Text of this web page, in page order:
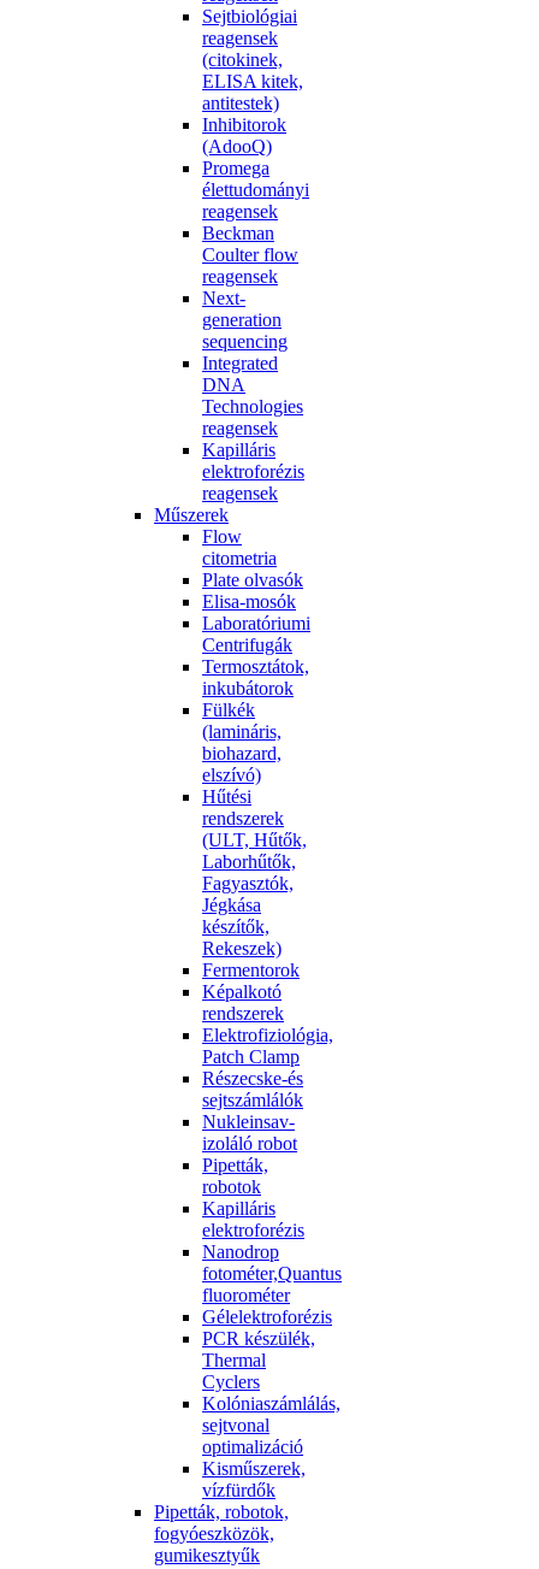
Sejtbiológiai
reagensek
(citokinek,
ELISA kitek,
antitestek)
Inhibitorok
(AdooQ)
Promega
élettudományi
reagensek
Beckman
Coulter flow
reagensek
Next-
generation
sequencing
Integrated
DNA
Technologies
reagensek
Kapilláris
elektroforézis
reagensek
Műszerek
Flow
citometria
Plate olvasók
Elisa-mosók
Laboratóriumi
Centrifugák
Termosztátok,
inkubátorok
Fülkék
(lamináris,
biohazard,
elszívó)
Hűtési
rendszerek
(ULT, Hűtők,
Laborhűtők,
Fagyasztók,
Jégkása
készítők,
Rekeszek)
Fermentorok
Képalkotó
rendszerek
Elektrofiziológia,
Patch Clamp
Részecske-és
sejtszámlálók
Nukleinsav-
izoláló robot
Pipetták,
robotok
Kapilláris
elektroforézis
Nanodrop
fotométer,Quantus
fluorométer
Gélelektroforézis
PCR készülék,
Thermal
Cyclers
Kolóniaszámlálás,
sejtvonal
optimalizáció
Kisműszerek,
vízfürdők
Pipetták, robotok,
fogyóeszközök,
gumikesztyűk